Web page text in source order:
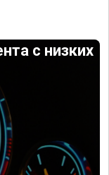
с низких